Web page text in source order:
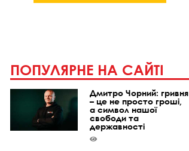
ПОПУЛЯРНЕ НА САЙТІ
Дмитро Чорний: гривня
– це не просто гроші,
а символ нашої
свободи та
державності